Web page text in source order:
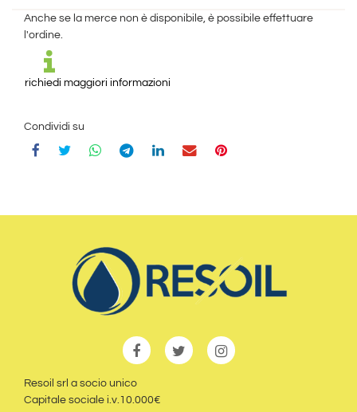
Anche se la merce non è disponibile, è possibile effettuare
l'ordine.
richiedi maggiori informazioni
Condividi su
Resoil srl a socio unico
Capitale sociale i.v.10.000€